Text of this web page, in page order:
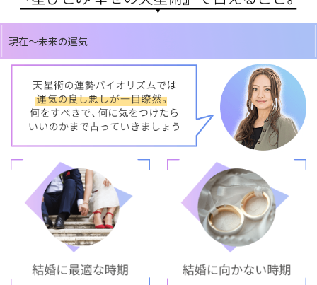
現在～未来の運気